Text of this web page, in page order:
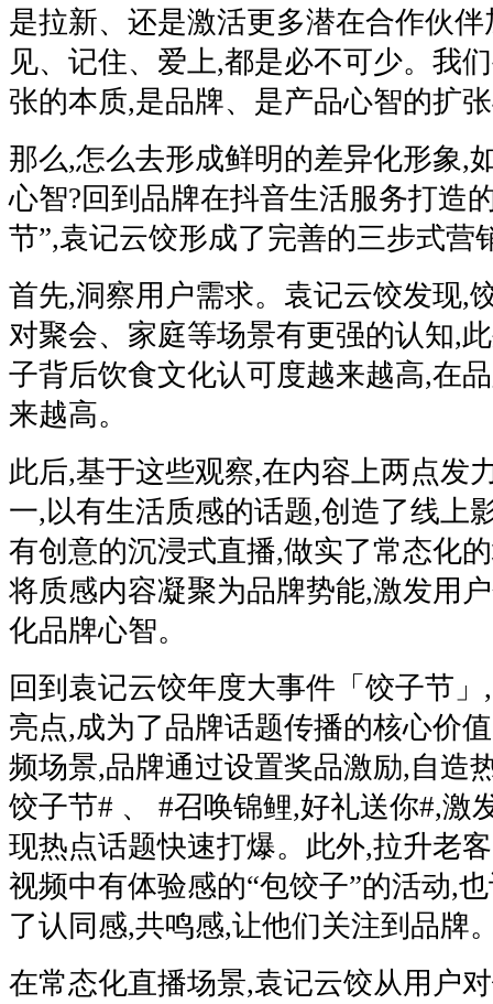
是拉新、还是激活更多潜在合作伙
见、记住、爱上,都是必不可少。我
张的本质,是品牌、是产品心智的扩
那么,怎么去形成鲜明的差异化形象,
心智?回到品牌在抖音生活服务打造
节”,袁记云饺形成了完善的三步式营
首先,洞察用户需求。袁记云饺发现,
对聚会、家庭等场景有更强的认知,
子背后饮食文化认可度越来越高,在
来越高。
此后,基于这些观察,在内容上两点发
一,以有生活质感的话题,创造了线上
有创意的沉浸式直播,做实了常态化
将质感内容凝聚为品牌势能,激发用
化品牌心智。
回到袁记云饺年度大事件「饺子节」
亮点,成为了品牌话题传播的核心价
频场景,品牌通过设置奖品激励,自造
饺子节# 、 #召唤锦鲤,好礼送你#,激
现热点话题快速打爆。此外,拉升老
视频中有体验感的“包饺子”的活动,
了认同感,共鸣感,让他们关注到品牌
在常态化直播场景,袁记云饺从用户